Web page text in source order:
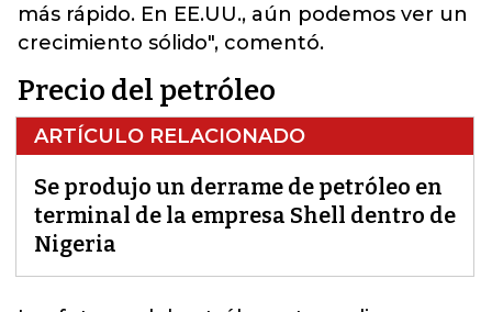
más rápido. En EE.UU., aún podemos ver un
crecimiento sólido", comentó.
Precio del petróleo
ARTÍCULO RELACIONADO
Se produjo un derrame de petróleo en
terminal de la empresa Shell dentro de
Nigeria